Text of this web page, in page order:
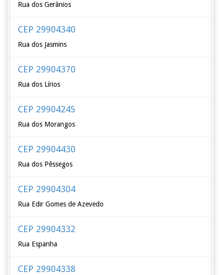
Rua dos Gerânios
CEP 29904340
Rua dos Jasmins
CEP 29904370
Rua dos Lírios
CEP 29904245
Rua dos Morangos
CEP 29904430
Rua dos Pêssegos
CEP 29904304
Rua Edir Gomes de Azevedo
CEP 29904332
Rua Espanha
CEP 29904338